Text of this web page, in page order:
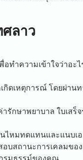
ลาว
ำความเข้าใจว่าอะไ
เหตุการณ์ โดยผ่านท
รักษาพยาบาล ใบเสร็
หมทดแทนและแนบเ
อบสถานะการเคลมขอ
รมธรรม์ของคุณ